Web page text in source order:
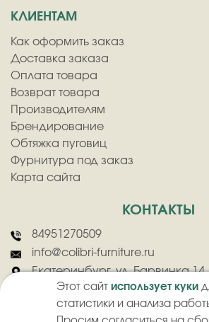
Этот сайт использует куки
статистики и анализа
КЛИЕНТАМ
Как оформить заказ
Доставка заказа
Оплата товара
Возврат товара
Производителям
Брендирование
Обтяжка пуговиц
Фурнитура под заказ
Карта сайта
КОНТАКТЫ
84951270509
info@colibri-furniture.ru
Екатеринбург, ул. Барвинка 14